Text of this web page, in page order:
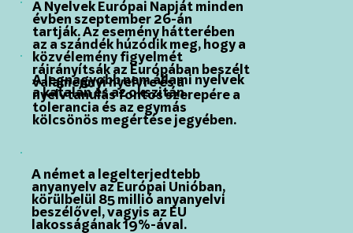
A legnagyobb nem állami nyelvek
a katalán és az okszitán.
A Nyelvek Európai Napját minden
évben szeptember 26-án
tartják. Az esemény hátterében
az a szándék húzódik meg, hogy a
közvélemény figyelmét
ráirányítsák az Európában beszélt
valamennyi nyelvre és a
nyelvtanulás fontos szerepére a
tolerancia és az egymás
kölcsönös megértése jegyében.
A német a legelterjedtebb
anyanyelv az Európai Unióban,
körülbelül 85 millió anyanyelvi
beszélővel, vagyis az EU
lakosságának 19%-ával.